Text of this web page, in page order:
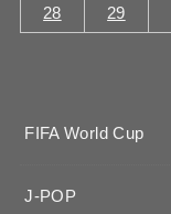
28 29
FIFA World Cup
J-POP